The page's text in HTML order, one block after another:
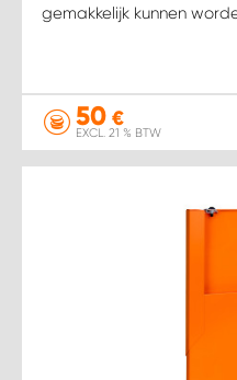
gemakkelijk kunnen
50 €
EXCL. 21 % BTW